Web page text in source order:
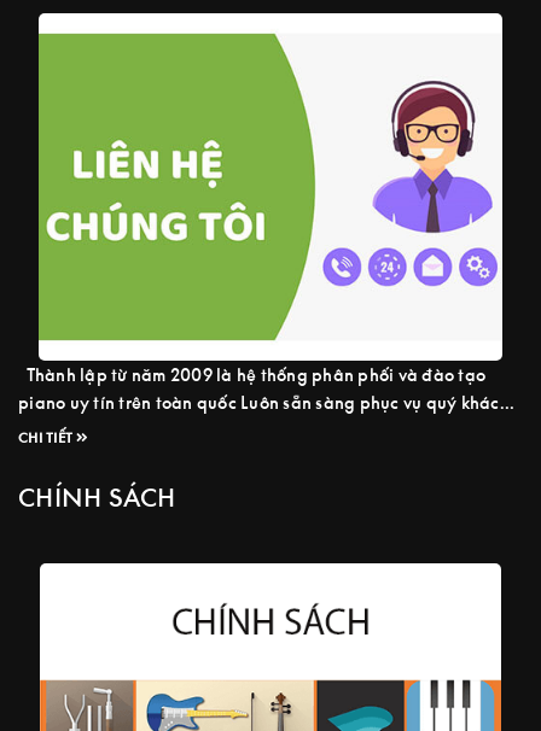
Thành lập từ năm 2009 là hệ thống phân phối và đào tạo
piano uy tín trên toàn quốc Luôn sẵn sàng phục vụ quý khách
24/7 Hotline : 08.5959.4949 Piano Sol nhập khẩu Piano cơ và
Nhật – Đức ...Read more
CHI TIẾT
CHÍNH SÁCH